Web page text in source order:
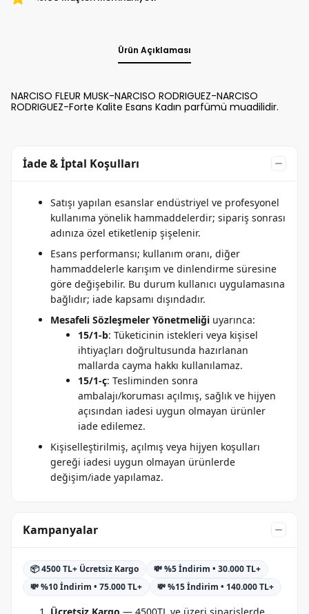
Ürün Açıklaması
NARCISO FLEUR MUSK-NARCISO RODRIGUEZ-NARCISO
RODRIGUEZ-Forte Kalite Esans Kadın parfümü muadilidir.
İade & İptal Koşulları
Satışı yapılan esanslar endüstriyel ve profesyonel
kullanıma yönelik hammaddelerdir; sipariş sonrası
adınıza özel etiketlenip şişelenir.
Esans performansı; kullanım oranı, diğer
hammaddelerle karışım ve dinlendirme süresine
göre değişebilir. Bu durum kullanıcı uygulamasına
bağlıdır; iade kapsamı dışındadır.
Mesafeli Sözleşmeler Yönetmeliği uyarınca:
15/1-b: Tüketicinin istekleri veya kişisel
ihtiyaçları doğrultusunda hazırlanan
mallarda cayma hakkı kullanılamaz.
15/1-ç: Tesliminden sonra
ambalajı/koruması açılmış, sağlık ve hijyen
açısından iadesi uygun olmayan ürünler
iade edilemez.
Kişiselleştirilmiş, açılmış veya hijyen koşulları
gereği iadesi uygun olmayan ürünlerde
değişim/iade yapılamaz.
Kampanyalar
📦 4500 TL+ Ücretsiz Kargo
💸 %5 İndirim • 30.000 TL+
💸 %10 İndirim • 75.000 TL+
💸 %15 İndirim • 140.000 TL+